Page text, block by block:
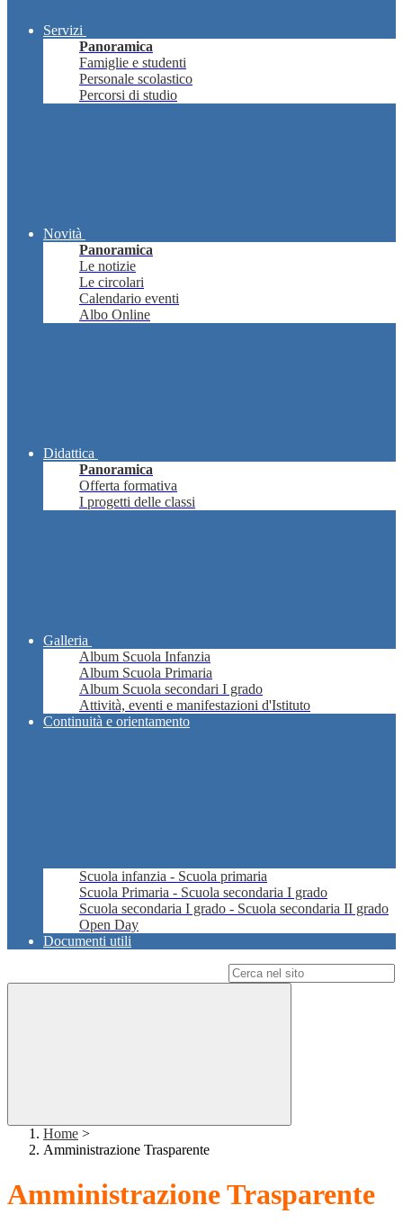
Servizi
Panoramica
Famiglie e studenti
Personale scolastico
Percorsi di studio
Novità
Panoramica
Le notizie
Le circolari
Calendario eventi
Albo Online
Didattica
Panoramica
Offerta formativa
I progetti delle classi
Galleria
Album Scuola Infanzia
Album Scuola Primaria
Album Scuola secondari I grado
Attività, eventi e manifestazioni d'Istituto
Continuità e orientamento
Scuola infanzia - Scuola primaria
Scuola Primaria - Scuola secondaria I grado
Scuola secondaria I grado - Scuola secondaria II grado
Open Day
Documenti utili
Home >
Amministrazione Trasparente
Amministrazione Trasparente